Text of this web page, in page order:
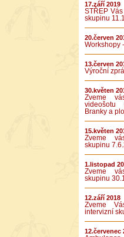
17.září 2019
STŘEP
skupinu
20.červen
Workshopy
13.červen
Výroční
30.květen
Zveme
videošotu
Branky a
15.květen
Zveme
skupinu
1.listopad
Zveme
skupinu
12.září 2018
Zveme
intervizní
12.červenec